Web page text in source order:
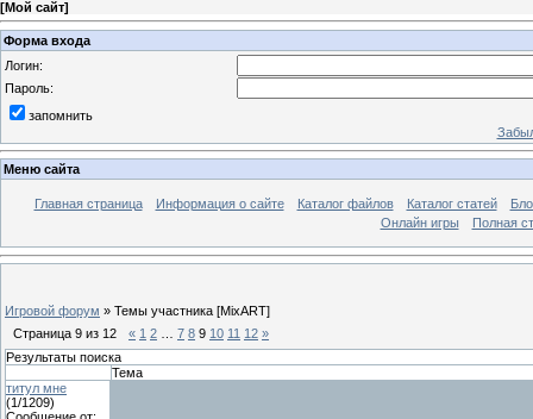
[Мой сайт]
Форма входа
Логин:
Пароль:
запомнить
Меню сайта
Главная страница Информация о сайте Каталог файлов Каталог статей
Онлайн игры
Полная
Игровой форум » Темы участника [MixART]
Страница 9 из 12 « 1 2 7 8 9 10 11 12 »
Результаты поиска
Тема
титул мне
(1/1209)